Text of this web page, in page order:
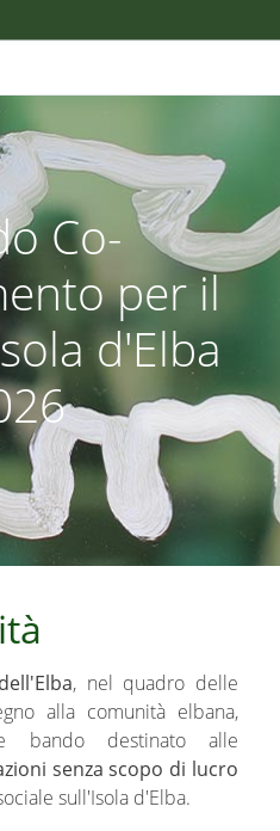
Co-
per il
d'Elba
, nel quadro delle
alla comunità elbana,
bando destinato alle
senza scopo di lucro
sull'Isola d'Elba.